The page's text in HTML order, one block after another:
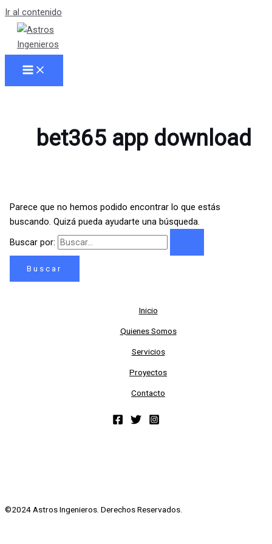
Ir al contenido
bet365 app download
Parece que no hemos podido encontrar lo que estás
buscando. Quizá pueda ayudarte una búsqueda.
Buscar por:
Inicio
Quienes Somos
Servicios
Proyectos
Contacto
©2024 Astros Ingenieros. Derechos Reservados.